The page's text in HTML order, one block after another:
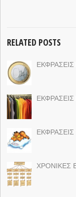
RELATED POSTS
ΧΡΟΝΙΚΕΣ